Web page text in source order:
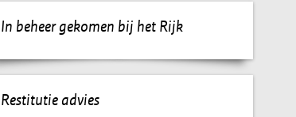
In beheer gekomen bij het Rijk
Restitutie advies